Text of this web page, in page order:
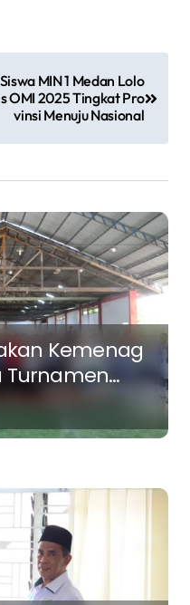
Siswa MIN 1 Medan Lolo
s OMI 2025 Tingkat Pro
vinsi Menuju Nasional
Kemenag
Turnamen
Silaturahmi